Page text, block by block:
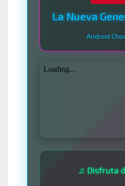
Android
♫ Disfruta de la